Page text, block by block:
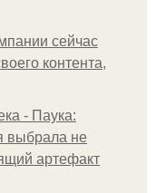
сейчас
контента,
- Паука:
выбрала не
артефакт